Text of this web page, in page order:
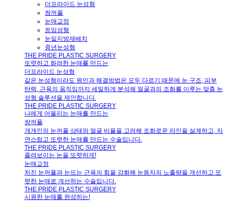
더프라이드 눈성형
쌍꺼풀
눈매교정
트임성형
눈밑지방재배치
중년눈성형
THE PRIDE PLASTIC SURGERY
또렷하고 화려한 눈매를 만드는
더프라이드 눈성형
같은 눈성형이라도 원인과 해결방법은 모두 다르기 때문에 눈 구조, 피부
탄력, 근육의 움직임까지 세밀하게 분석해 얼굴과의 조화를 이루는 맞춤 눈
성형 솔루션을 제안합니다.
THE PRIDE PLASTIC SURGERY
나에게 어울리는 눈매를 만드는
쌍꺼풀
개개인의 눈꺼풀 상태와 얼굴 비율을 고려해 조화로운 라인을 설계하고, 자
연스럽고 또렷한 눈매를 만드는 수술입니다.
THE PRIDE PLASTIC SURGERY
졸려보이는 눈을 또렷하게!
눈매교정
처진 눈꺼풀과 눈뜨는 근육의 힘을 강화해 눈동자의 노출량을 개선하고 또
렷한 눈매로 개선하는 수술입니다.
THE PRIDE PLASTIC SURGERY
시원한 눈매를 완성하는!